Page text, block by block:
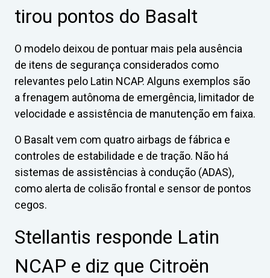
tirou pontos do Basalt
O modelo deixou de pontuar mais pela ausência
de itens de segurança considerados como
relevantes pelo Latin NCAP. Alguns exemplos são
a frenagem autônoma de emergência, limitador de
velocidade e assistência de manutenção em faixa.
O Basalt vem com quatro airbags de fábrica e
controles de estabilidade e de tração. Não há
sistemas de assistências à condução (ADAS),
como alerta de colisão frontal e sensor de pontos
cegos.
Stellantis responde Latin
NCAP e diz que Citroën